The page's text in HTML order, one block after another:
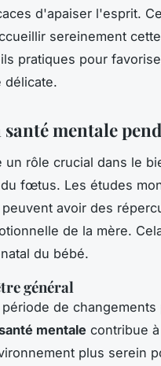
d'apaiser l'esprit.
sereinement
pratiques pour
délicate.
mentale
un rôle crucial dans le
fœtus. Les études
avoir des
de la mère.
du bébé.
général
de
mentale contribue
plus serein